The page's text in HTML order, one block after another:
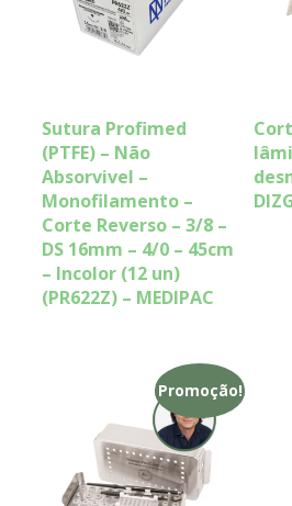
Sutura Profimed
(PTFE) – Não
Absorvivel –
Monofilamento –
Corte Reverso – 3/8 –
DS 16mm – 4/0 – 45cm
– Incolor (12 un)
(PR622Z) – MEDIPAC
Promoção!